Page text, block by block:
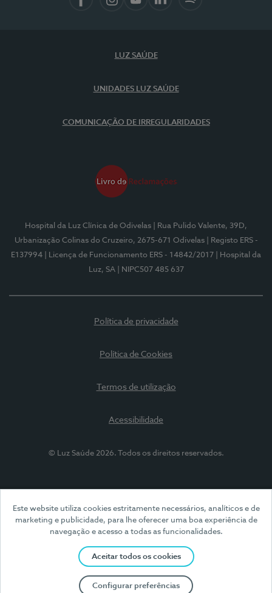
Este website utiliza cookies estritamente necessários, analíticos e de
marketing e publicidade, para lhe oferecer uma boa experiência de
navegação e acesso a todas as funcionalidades.
Aceitar todos os cookies
Configurar preferências
LUZ SAÚDE
UNIDADES LUZ SAÚDE
COMUNICAÇÃO DE IRREGULARIDADES
Hospital da Luz Clínica de Odivelas
| Rua Pulido Valente, 39D,
Urbanização Colinas do Cruzeiro, 2675-671 Odivelas
| Registo ERS -
E137994
| Licença de Funcionamento ERS - 14842/2017
| Hospital da
Luz, SA
| NIPC507 485 637
Política de privacidade
Política de Cookies
Termos de utilização
Acessibilidade
© Luz Saúde 2026. Todos os direitos reservados.